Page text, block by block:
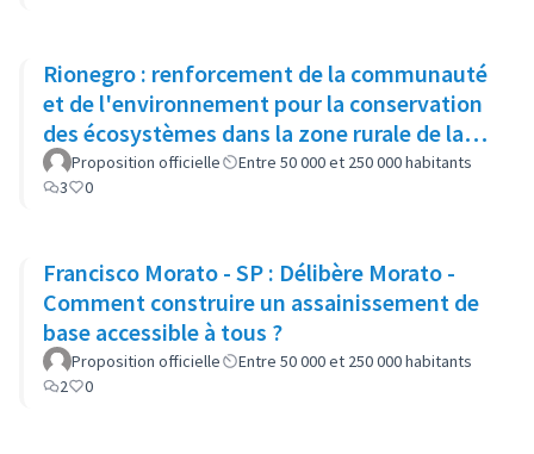
Rionegro : renforcement de la communauté
et de l'environnement pour la conservation
des écosystèmes dans la zone rurale de la
municipalité
Proposition officielle
Entre 50 000 et 250 000 habitants
3
0
Francisco Morato - SP : Délibère Morato -
Comment construire un assainissement de
base accessible à tous ?
Proposition officielle
Entre 50 000 et 250 000 habitants
2
0